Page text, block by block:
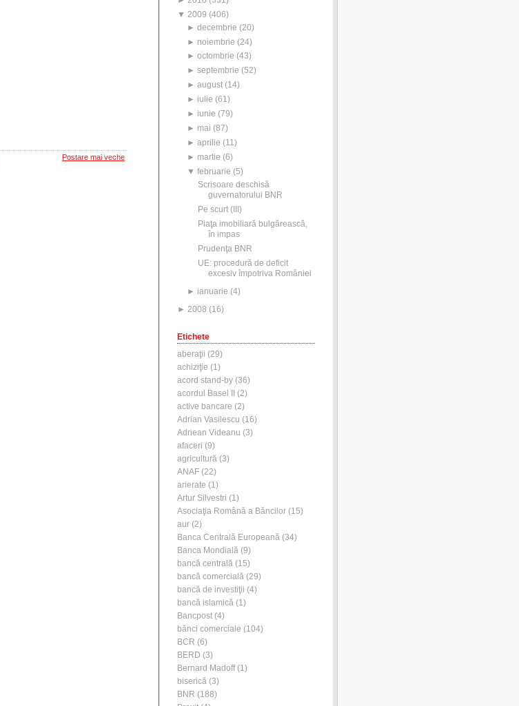
Postare mai veche
▼ 2009 (406)
►decembrie (20)
► noiembrie (24)
►octombrie (43)
►septembrie (52)
►august (14)
► iulie (61)
► iunie (79)
► mai (87)
►aprilie (11)
► martie (6)
▼februarie (5)
Scrisoare deschisă
guvernatorului BNR
Pe scurt (III)
Piaţa imobiliară bulgărească,
în impas
Prudenţa BNR
UE: procedură de deficit
excesiv împotriva României
► ianuarie (4)
► 2008 (16)
Etichete
aberaţii (29)
achiziţie (1)
acord stand-by (36)
acordul Basel II (2)
active bancare (2)
Adrian Vasilescu (16)
Adriean Videanu (3)
afaceri (9)
agricultură (3)
ANAF (22)
arierate (1)
Artur Silvestri (1)
Asociaţia Română a Băncilor (15)
aur (2)
Banca Centrală Europeană (34)
Banca Mondială (9)
bancă centrală (15)
bancă comercială (29)
bancă de investiţii (4)
bancă islamică (1)
Bancpost (4)
bănci comerciale (104)
BCR (6)
BERD (3)
Bernard Madoff(1)
biserică (3)
BNR (188)